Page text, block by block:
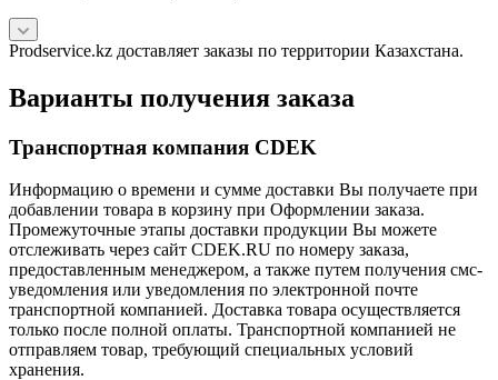
Prodservice.kz доставляет заказы по территории Казахстана.
Варианты получения заказа
Транспортная компания CDEK
Информацию о времени и сумме доставки Вы получаете при
добавлении товара в корзину при Оформлении заказа.
Промежуточные этапы доставки продукции Вы можете
отслеживать через сайт CDEK.RU по номеру заказа,
предоставленным менеджером, а также путем получения смс-
уведомления или уведомления по электронной почте
транспортной компанией. Доставка товара осуществляется
только после полной оплаты. Транспортной компанией не
отправляем товар, требующий специальных условий
хранения.